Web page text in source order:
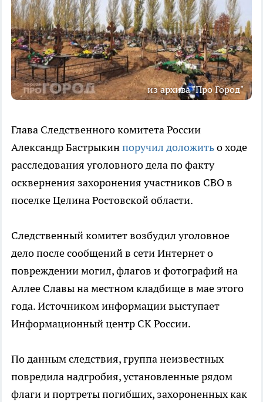
из архива "Про Город"
Глава Следственного комитета России
Александр Бастрыкинпоручил доложитьо ходе
расследования уголовного дела по факту
осквернения захоронения участников СВО в
поселке Целина Ростовской области.
Следственный комитет возбудил уголовное
дело после сообщений в сети Интернет о
повреждении могил, флагов и фотографий на
Аллее Славы на местном кладбище в мае этого
года. Источником информации выступает
Информационный центр СК России.
По данным следствия, группа неизвестных
повредила надгробия, установленные рядом
флаги и портреты погибших, захороненных как